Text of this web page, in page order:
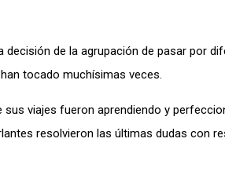
de la agrupación de pasar por
tocado muchísimas veces.
viajes fueron aprendiendo y
resolvieron las últimas dudas con